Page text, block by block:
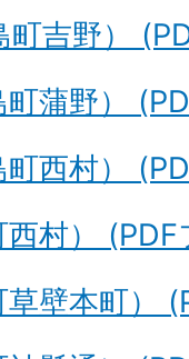
町吉野）
蒲野）
西村）
西村）
壁本町）